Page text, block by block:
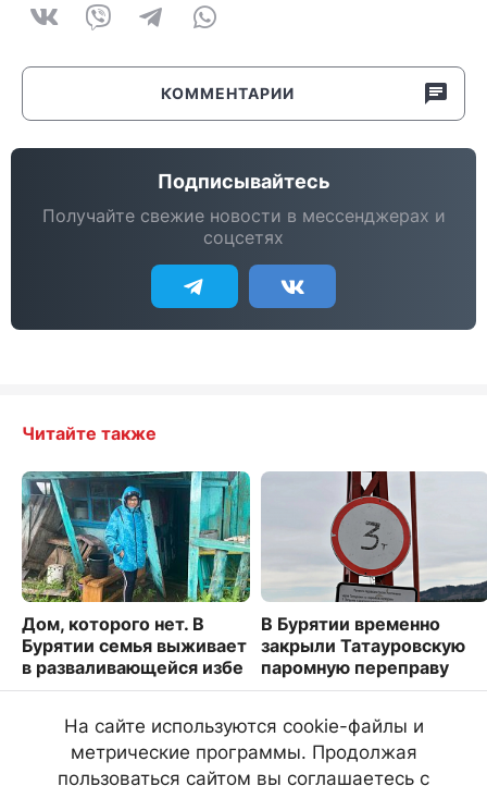
КОММЕНТАРИИ
Подписывайтесь
Получайте свежие новости в мессенджерах и
соцсетях
Читайте также
Дом, которого нет. В
Бурятии семья выживает
в разваливающейся избе
В Бурятии временно
закрыли Татауровскую
паромную переправу
На сайте используются cookie-файлы и
метрические программы. Продолжая
пользоваться сайтом вы соглашаетесь с